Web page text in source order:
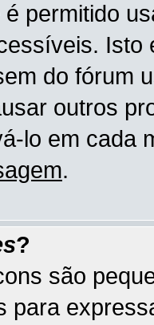
permitido
do fórum
outros
lo em cada
.
?
são
para